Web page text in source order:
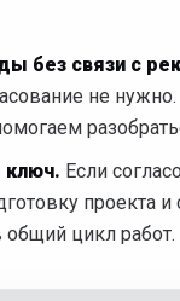
без связи с
не
ключ. Если
проекта
цикл работ.